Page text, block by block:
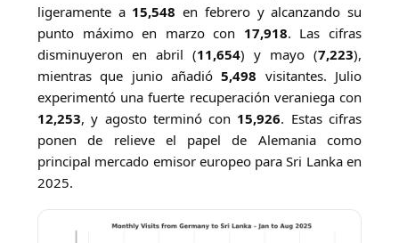
ligeramente a 15,548 en febrero y alcanzando su
punto máximo en marzo con 17,918. Las cifras
disminuyeron en abril (11,654) y mayo (7,223),
mientras que junio añadió5,498 visitantes. Julio
experimentó una fuerte recuperación veraniega con
12,253, y agosto terminó con 15,926. Estas cifras
ponen de relieve el papel de Alemania como
principal mercado emisor europeo para Sri Lanka en
2025.